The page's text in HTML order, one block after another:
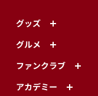
グッズ
グルメ
ファンクラブ
アカデミー